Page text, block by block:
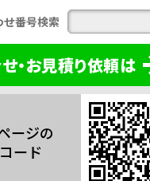
せ番号検索
・お見積り依頼は
ージの
ード